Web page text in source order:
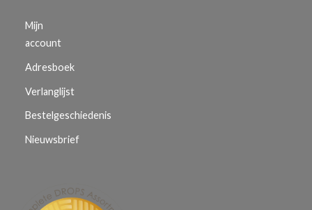
Mijn
account
Adresboek
Verlanglijst
Bestelgeschiedenis
Nieuwsbrief